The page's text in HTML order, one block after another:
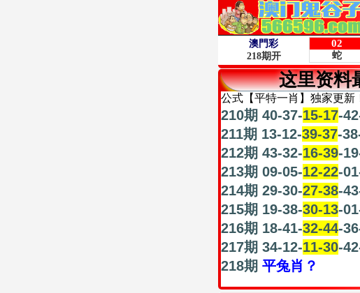
这里资料
公式【平特一肖】独家更新
210期 40-37-15-17-
211期 13-12-39-37-
212期 43-32-16-39-
213期 09-05-12-22-
214期 29-30-27-38-
215期 19-38-30-13-
216期 18-41-32-44-
217期 34-12-11-30-
218期 平兔肖？